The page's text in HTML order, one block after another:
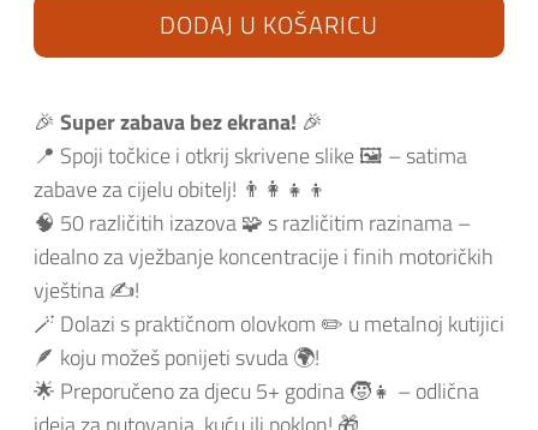
Putnih
50
-
točke
DODAJ U KOŠARICU
🎉 Super zabava bez ekrana! 🎉
📍 Spoji točkice i otkrij skrivene slike 🖼️ – satima
zabave za cijelu obitelj! 👨‍👩‍👧‍👦
🧠 50 različitih izazova 🧩 s različitim razinama –
idealno za vježbanje koncentracije i finih motoričkih
vještina ✍️!
🪄 Dolazi s praktičnom olovkom ✏️ u metalnoj kutijici
🪶 koju možeš ponijeti svuda 🌍!
🌟 Preporučeno za djecu 5+ godina 🧒👧 – odlična